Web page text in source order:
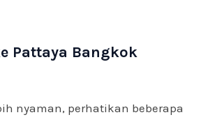
Pattaya Bangkok
nyaman, perhatikan beberapa